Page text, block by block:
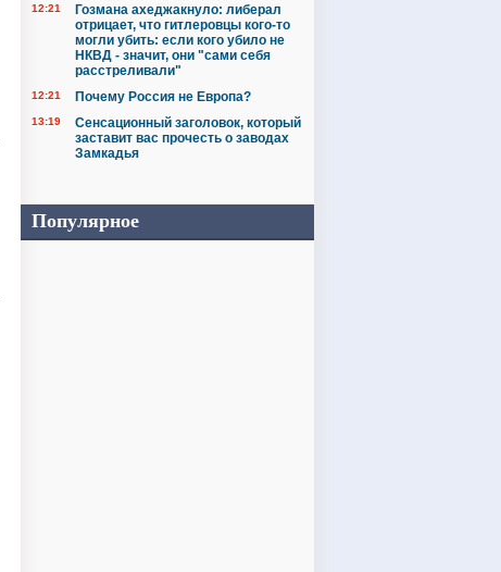
12:21
Гозмана ахеджакнуло: либерал
отрицает, что гитлеровцы кого-то
могли убить: если кого убило не
НКВД - значит, они "сами себя
расстреливали"
12:21 Почему Россия не Европа?
13:19
Сенсационный заголовок, который
заставит вас прочесть о заводах
Замкадья
Популярное